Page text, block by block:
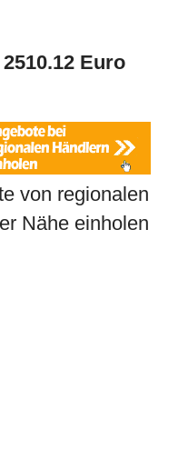
2510.12 Euro
von regionalen
Nähe einholen